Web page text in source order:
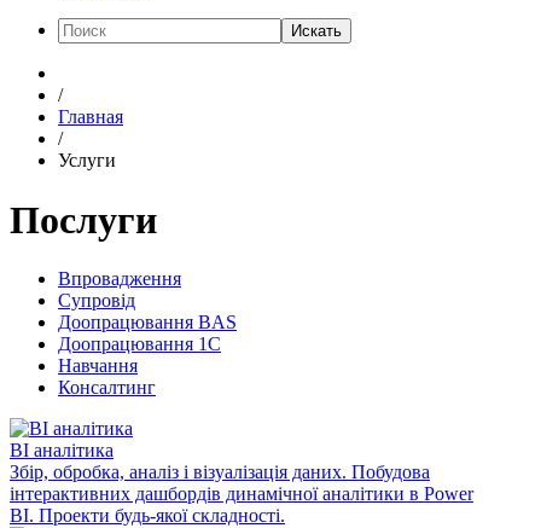
Искать
/
Главная
/
Услуги
Послуги
Впровадження
Супровід
Доопрацювання BAS
Доопрацювання 1C
Навчання
Консалтинг
BI аналітика
Збір, обробка, аналіз і візуалізація даних. Побудова
інтерактивних дашбордів динамічної аналітики в Power
BI. Проекти будь-якої складності.